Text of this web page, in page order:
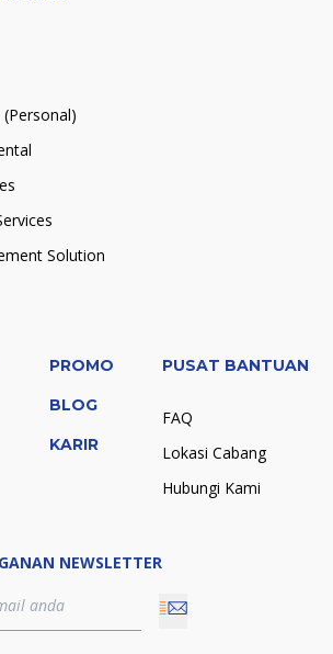
(Personal)
Solution
PROMO
BLOG
KARIR
PUSAT BANTUAN
FAQ
Lokasi Cabang
Hubungi Kami
NEWSLETTER